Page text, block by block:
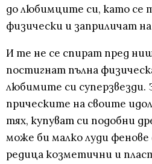
до любимците си, като се
физически и заприличат
И те не се спират пред
постигнат пълна
любимите си
прическите на своите
тях, купуват си подобни
може би малко луди фенове
редица козметични и